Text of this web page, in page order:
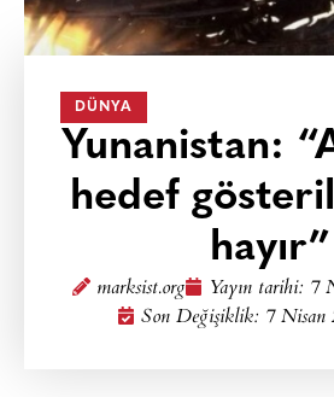
DÜNYA
Yunanistan:
hedef
hayır”
marksist.org Yayın tarihi: 7
Son Değişiklik: 7 Nisan